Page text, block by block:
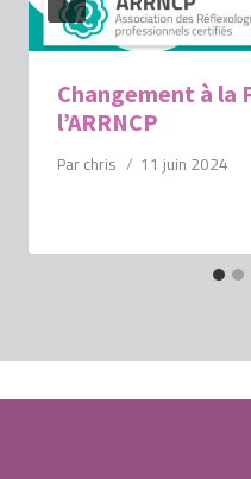
Changement à la
l’ARRNCP
Par chris 11 juin 2024